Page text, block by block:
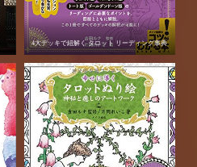
4大デッキで紐解く タロット リーディング事典